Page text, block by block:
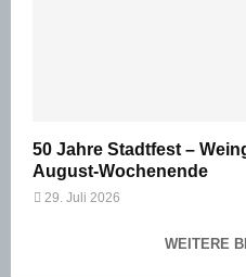
50 Jahre Stadtfest –
August-Wochenende
29. Juli 2026
WEITERE